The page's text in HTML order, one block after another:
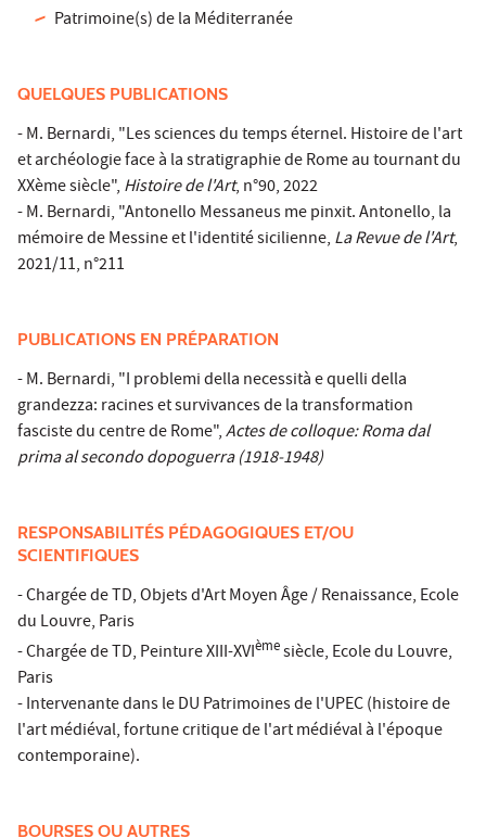
Patrimoine(s) de la Méditerranée
QUELQUES PUBLICATIONS
- M. Bernardi, "Les sciences du temps éternel. Histoire de l'art
et archéologie face à la stratigraphie de Rome au tournant du
XXème siècle", Histoire de l'Art, n°90, 2022
- M. Bernardi, "Antonello Messaneus me pinxit. Antonello, la
mémoire de Messine et l'identité sicilienne, La Revue de l'Art,
2021/11, n°211
PUBLICATIONS EN PRÉPARATION
- M. Bernardi, "I problemi della necessità e quelli della
grandezza: racines et survivances de la transformation
fasciste du centre de Rome",Actes de colloque: Roma dal
prima al secondo dopoguerra (1918-1948)
RESPONSABILITÉS PÉDAGOGIQUES ET/OU
SCIENTIFIQUES
- Chargée de TD, Objets d'Art Moyen Âge / Renaissance, Ecole
du Louvre, Paris
- Chargée de TD, Peinture XIII-XVIèmesiècle, Ecole du Louvre,
Paris
- Intervenante dans le DU Patrimoines de l'UPEC (histoire de
l'art médiéval, fortune critique de l'art médiéval à l'époque
contemporaine).
BOURSES OU AUTRES